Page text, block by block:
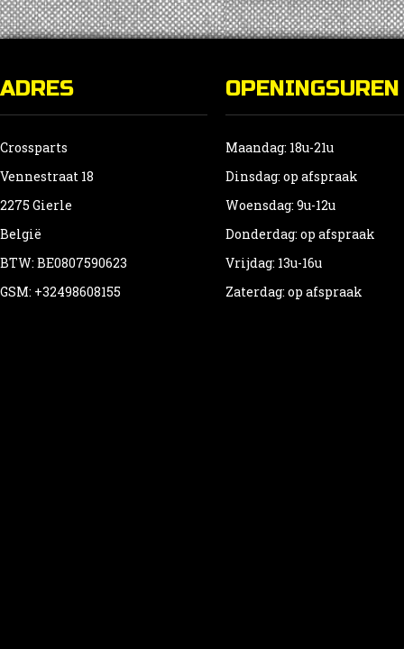
ADRES
Crossparts
Vennestraat 18
2275 Gierle
België
BTW: BE0807590623
GSM: +32498608155
OPENINGSUREN
Maandag: 18u-21u
Dinsdag: op afspraak
Woensdag: 9u-12u
Donderdag: op afspraak
Vrijdag: 13u-16u
Zaterdag: op afspraak